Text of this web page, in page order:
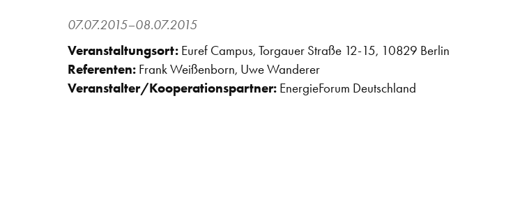
07.07.2015–08.07.2015
Veranstaltungsort: Euref Campus, Torgauer Straße 12-15, 10829 Berlin
Referenten: Frank Weißenborn, Uwe Wanderer
Veranstalter/Kooperationspartner: EnergieForum Deutschland